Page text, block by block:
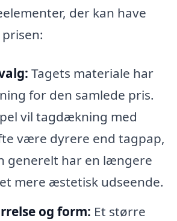
der kan have
Tagets materiale har
for den samlede pris.
vil tagdækning med
være dyrere end tagpap,
generelt har en længere
mere æstetisk udseende.
og form: Et større